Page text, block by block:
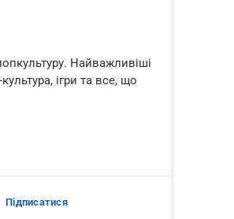
Найважливіші
ігри та все, що
Підписатися